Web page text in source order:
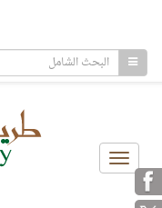
Toggle
navigation